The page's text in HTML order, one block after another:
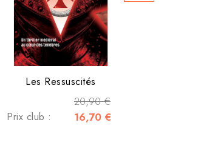
Les Ressuscités
20,90 €
Prix club : 16,70 €